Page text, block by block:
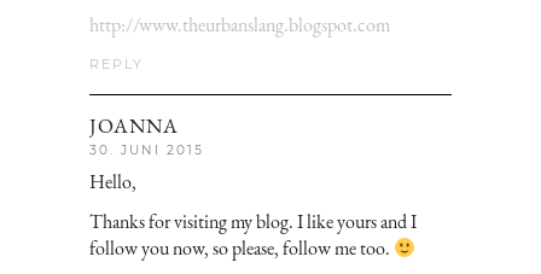
http://www.theurbanslang.blogspot.com
REPLY
JOANNA
30. JUNI 2015
Hello,
Thanks for visiting my blog. I like yours and I
follow you now, so please, follow me too.